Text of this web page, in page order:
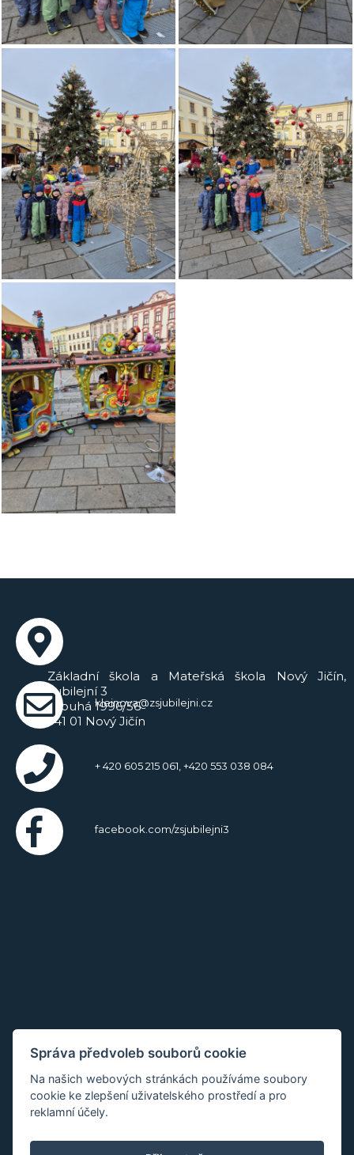
Základní škola a Mateřská škola Nový Jičín,
Jubilejní 3
Dlouhá 1996/56
741 01 Nový Jičín
kleinova@zsjubilejni.cz
+ 420 605 215 061, +420 553 038 084
facebook.com/zsjubilejni3
Správa předvoleb souborů cookie
Na našich webových stránkách používáme soubory
cookie ke zlepšení uživatelského prostředí a pro
reklamní účely.